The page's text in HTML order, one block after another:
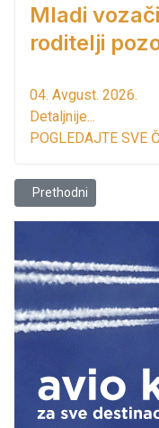
Mladi
roditelji
04. Avgust. 2026.
Detaljnije...
POGLEDAJTE SVE
Prethodni članak:
Prethodni